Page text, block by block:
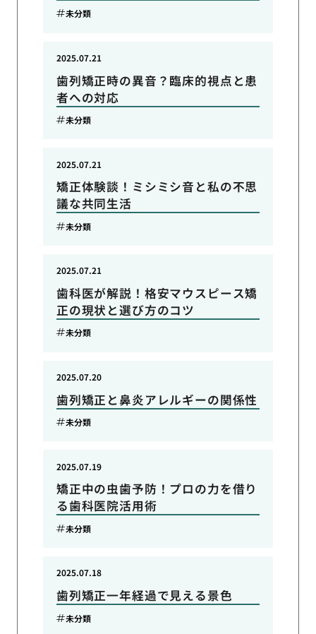
未分類
歯列矯正時の異音？臨床的視点と患
者への対応
2025.07.21
未分類
矯正体験談！ミシミシ音と私の不思
議な共同生活
2025.07.21
未分類
歯科医が解説！格安マウスピース矯
正の現状と選び方のコツ
2025.07.21
未分類
歯列矯正と鼻炎アレルギーの関係性
2025.07.20
未分類
矯正中の虫歯予防！プロの力を借り
る歯科医院活用術
2025.07.19
未分類
歯列矯正一年経過で見える景色
2025.07.18
未分類